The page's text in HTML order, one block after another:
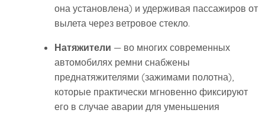
она установлена) и удерживая пассажиров от
вылета через ветровое стекло.
Натяжители — во многих современных
автомобилях ремни снабжены
преднатяжителями (зажимами полотна),
которые практически мгновенно фиксируют
его в случае аварии для уменьшения